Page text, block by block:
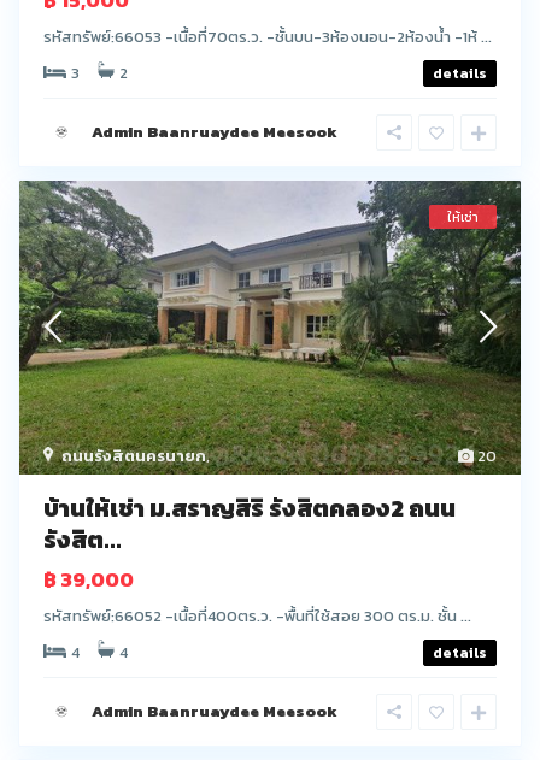
รหัสทรัพย์:66053 -เนื้อที่70ตร.ว. -ชั้นบน-3ห้องนอน-2ห้องน้ำ -1ห้ ...
3
2 details
Admin Baanruaydee Meesook
20
ถนนรังสิตนครนายก,
ให้เช่า
บ้านให้เช่า ม.สราญสิริ รังสิตคลอง2 ถนน
รังสิต...
฿ 39,000
รหัสทรัพย์:66052 -เนื้อที่400ตร.ว. -พื้นที่ใช้สอย 300 ตร.ม. ชั้น ...
4
4 details
Admin Baanruaydee Meesook